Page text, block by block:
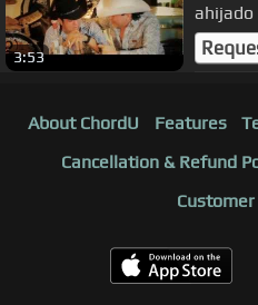
3:53
ahijado
(Video
About ChordU Features
Cancellation & Refund